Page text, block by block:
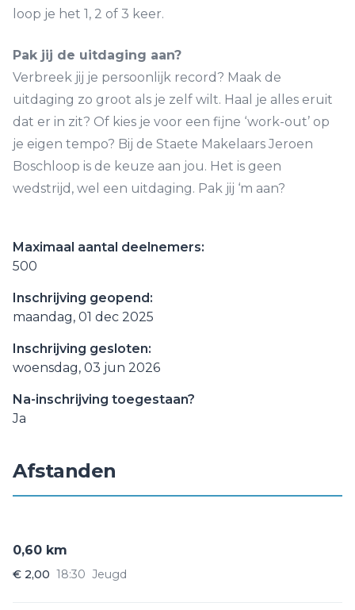
loop je het 1, 2 of 3 keer.
Pak jij de uitdaging aan?
Verbreek jij je persoonlijk record? Maak de
uitdaging zo groot als je zelf wilt. Haal je alles eruit
dat er in zit? Of kies je voor een fijne ‘work-out’ op
je eigen tempo? Bij de Staete Makelaars Jeroen
Boschloop is de keuze aan jou. Het is geen
wedstrijd, wel een uitdaging. Pak jij ‘m aan?
Maximaal aantal deelnemers:
500
Inschrijving geopend:
maandag, 01 dec 2025
Inschrijving gesloten:
woensdag, 03 jun 2026
Na-inschrijving toegestaan?
Ja
Afstanden
0,60 km
18:30 Jeugd
€ 2,00